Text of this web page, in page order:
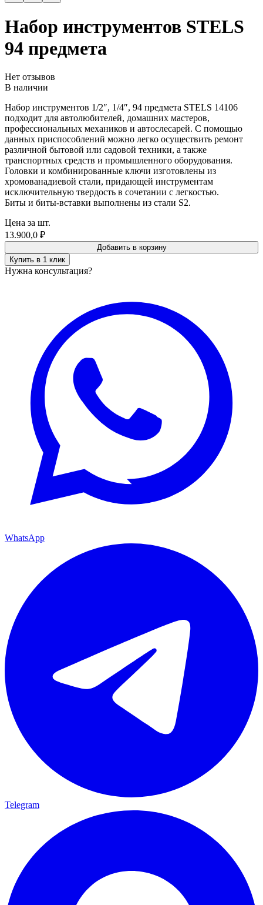
Набор инструментов STELS
94 предмета
Нет отзывов
В наличии
Набор инструментов 1/2″, 1/4″, 94 предмета STELS 14106
подходит для автолюбителей, домашних мастеров,
профессиональных механиков и автослесарей. С помощью
данных приспособлений можно легко осуществить ремонт
различной бытовой или садовой техники, а также
транспортных средств и промышленного оборудования.
Головки и комбинированные ключи изготовлены из
хромованадиевой стали, придающей инструментам
исключительную твердость в сочетании с легкостью.
Биты и биты-вставки выполнены из стали S2.
Цена за шт.
13.900,0 ₽
Добавить в корзину
Купить в 1 клик
Нужна консультация?
WhatsApp
Telegram